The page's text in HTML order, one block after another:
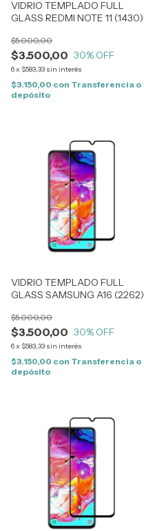
VIDRIO TEMPLADO FULL
GLASS REDMI NOTE 11 (1430)
$3.500,00
$5.000,00
30% OFF
6x $583,33 sin interés
$3.150,00 con Transferencia o
depósito
VIDRIO TEMPLADO FULL
GLASS SAMSUNG A16 (2262)
$3.500,00
$5.000,00
30% OFF
6x $583,33 sin interés
$3.150,00 con Transferencia o
depósito